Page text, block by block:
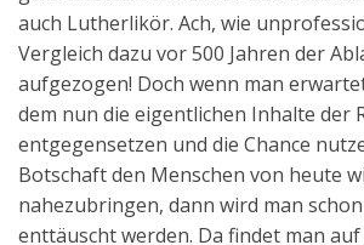
auch Lutherlikör. Ach, wie
Vergleich dazu vor 500 Jahren der
aufgezogen! Doch wenn man
dem nun die eigentlichen Inhalte der
entgegensetzen und die Chance
Botschaft den Menschen von heute
nahezubringen, dann wird man
enttäuscht werden. Da findet man auf